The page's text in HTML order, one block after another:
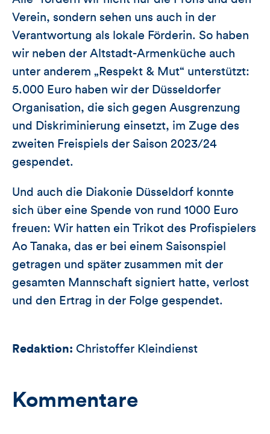
Verein, sondern sehen uns auch in der
Verantwortung als lokale Förderin. So haben
wir neben der Altstadt-Armenküche auch
unter anderem „Respekt & Mut“ unterstützt:
5.000 Euro haben wir der Düsseldorfer
Organisation, die sich gegen Ausgrenzung
und Diskriminierung einsetzt, im Zuge des
zweiten Freispiels der Saison 2023/24
gespendet.
Und auch die Diakonie Düsseldorf konnte
sich über eine Spende von rund 1000 Euro
freuen: Wir hatten ein Trikot des Profispielers
Ao Tanaka, das er bei einem Saisonspiel
getragen und später zusammen mit der
gesamten Mannschaft signiert hatte, verlost
und den Ertrag in der Folge gespendet.
Redaktion: Christoffer Kleindienst
Kommentare